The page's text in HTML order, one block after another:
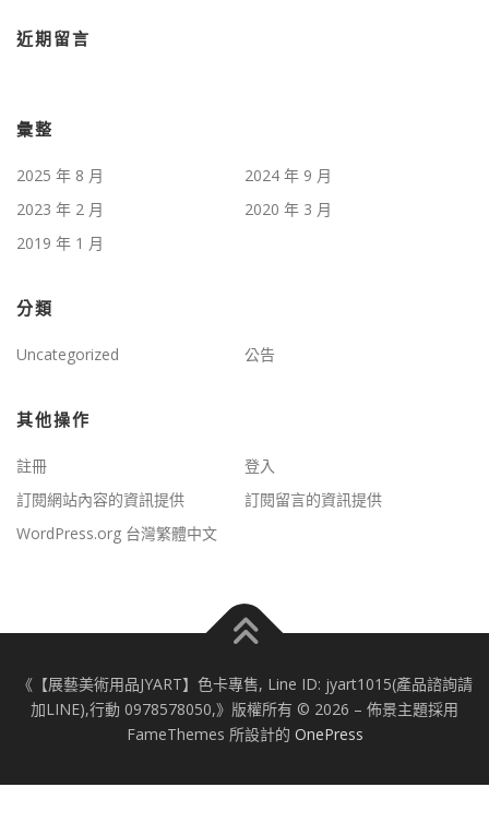
近期留言
彙整
2025 年 8 月
2024 年 9 月
2023 年 2 月
2020 年 3 月
2019 年 1 月
分類
Uncategorized 公告
其他操作
註冊
登入
訂閱網站內容的資訊提供
訂閱留言的資訊提供
WordPress.org 台灣繁體中文
《【展藝美術用品JYART】色卡專售, Line ID: jyart1015(產品諮詢請
加LINE),行動 0978578050,》版權所有 © 2026 – 佈景主題採用
FameThemes 所設計的 OnePress